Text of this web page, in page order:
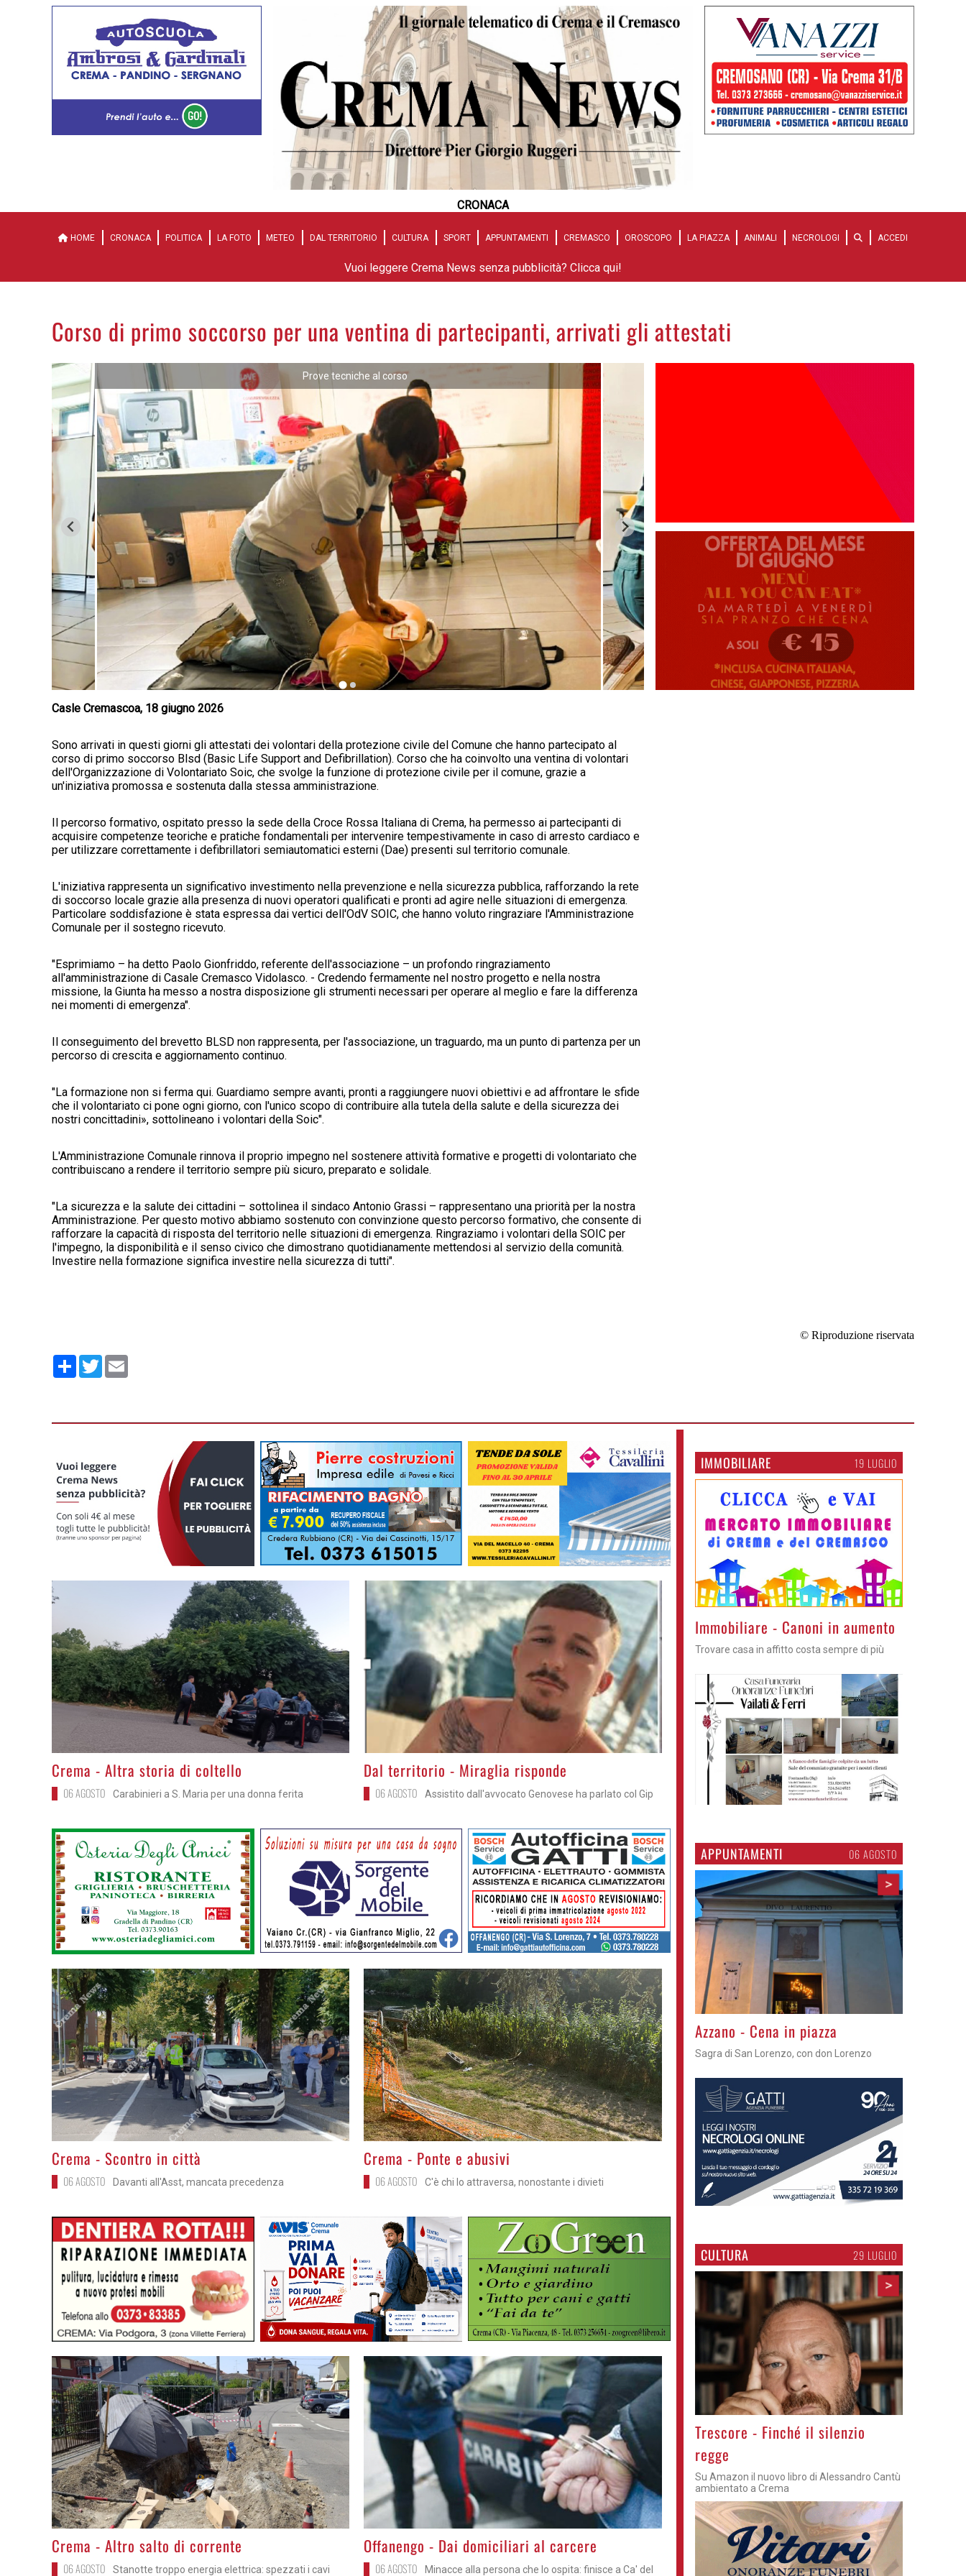
CRONACA
HOME CRONACA POLITICA LA FOTO METEO DAL TERRITORIO CULTURA SPORT APPUNTAMENTI CREMASCO OROSCOPO LA PIAZZA ANIMALI NECROLOGI ACCEDI
Vuoi leggere Crema News senza pubblicità? Clicca qui!
Corso di primo soccorso per una ventina di partecipanti, arrivati gli attestati
Prove tecniche al corso
Casle Cremascoa, 18 giugno 2026
Sono arrivati in questi giorni gli attestati dei volontari della protezione civile del Comune che hanno partecipato al
corso di primo soccorso Blsd (Basic Life Support and Defibrillation). Corso che ha coinvolto una ventina di volontari
dell'Organizzazione di Volontariato Soic, che svolge la funzione di protezione civile per il comune, grazie a
un'iniziativa promossa e sostenuta dalla stessa amministrazione.
Il percorso formativo, ospitato presso la sede della Croce Rossa Italiana di Crema, ha permesso ai partecipanti di
acquisire competenze teoriche e pratiche fondamentali per intervenire tempestivamente in caso di arresto cardiaco e
per utilizzare correttamente i defibrillatori semiautomatici esterni (Dae) presenti sul territorio comunale.
L'iniziativa rappresenta un significativo investimento nella prevenzione e nella sicurezza pubblica, rafforzando la rete
di soccorso locale grazie alla presenza di nuovi operatori qualificati e pronti ad agire nelle situazioni di emergenza.
Particolare soddisfazione è stata espressa dai vertici dell'OdV SOIC, che hanno voluto ringraziare l'Amministrazione
Comunale per il sostegno ricevuto.
"Esprimiamo – ha detto Paolo Gionfriddo, referente dell'associazione – un profondo ringraziamento
all'amministrazione di Casale Cremasco Vidolasco. - Credendo fermamente nel nostro progetto e nella nostra
missione, la Giunta ha messo a nostra disposizione gli strumenti necessari per operare al meglio e fare la differenza
nei momenti di emergenza".
Il conseguimento del brevetto BLSD non rappresenta, per l'associazione, un traguardo, ma un punto di partenza per un
percorso di crescita e aggiornamento continuo.
"La formazione non si ferma qui. Guardiamo sempre avanti, pronti a raggiungere nuovi obiettivi e ad affrontare le sfide
che il volontariato ci pone ogni giorno, con l'unico scopo di contribuire alla tutela della salute e della sicurezza dei
nostri concittadini», sottolineano i volontari della Soic".
L'Amministrazione Comunale rinnova il proprio impegno nel sostenere attività formative e progetti di volontariato che
contribuiscano a rendere il territorio sempre più sicuro, preparato e solidale.
"La sicurezza e la salute dei cittadini – sottolinea il sindaco Antonio Grassi – rappresentano una priorità per la nostra
Amministrazione. Per questo motivo abbiamo sostenuto con convinzione questo percorso formativo, che consente di
rafforzare la capacità di risposta del territorio nelle situazioni di emergenza. Ringraziamo i volontari della SOIC per
l'impegno, la disponibilità e il senso civico che dimostrano quotidianamente mettendosi al servizio della comunità.
Investire nella formazione significa investire nella sicurezza di tutti".
© Riproduzione riservata
Condividi
Twitter
>
Crema - Altra storia di coltello
06 AGOSTO Carabinieri a S. Maria per una donna ferita
>
Dal territorio - Miraglia risponde
06 AGOSTO Assistito dall'avvocato Genovese ha parlato col Gip
>
Crema - Scontro in città
06 AGOSTO Davanti all'Asst, mancata precedenza
>
Crema - Ponte e abusivi
06 AGOSTO C'è chi lo attraversa, nonostante i divieti
>
Crema - Altro salto di corrente
06 AGOSTO Stanotte troppo energia elettrica: spezzati i cavi
>
Offanengo - Dai domiciliari al carcere
06 AGOSTO
Minacce alla persona che lo ospita: finisce a Ca' del
IMMOBILIARE 19 LUGLIO
>Immobiliare - Canoni in aumento
Trovare casa in affitto costa sempre di più
APPUNTAMENTI 06 AGOSTO
>
Gli appuntamenti fino a sabato
Cosa fare questi giorni nel Cremasco
CULTURA 29 LUGLIO
>
Trescore - Finché il silenzio
regge
Su Amazon il nuovo libro di Alessandro Cantù
ambientato a Crema